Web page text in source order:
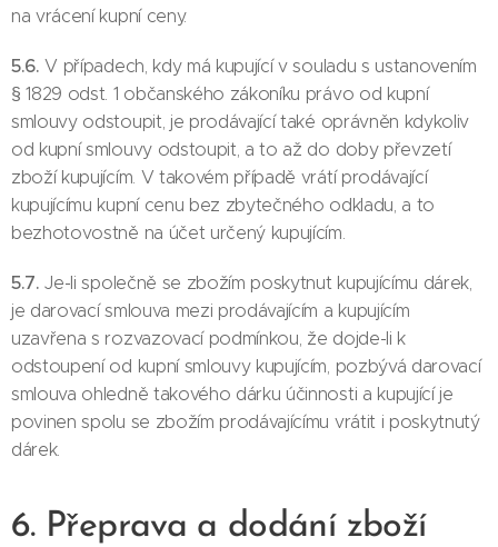
na vrácení kupní ceny.
5.6.V případech, kdy má kupující v souladu s ustanovením
§ 1829 odst. 1 občanského zákoníku právo od kupní
smlouvy odstoupit, je prodávající také oprávněn kdykoliv
od kupní smlouvy odstoupit, a to až do doby převzetí
zboží kupujícím. V takovém případě vrátí prodávající
kupujícímu kupní cenu bez zbytečného odkladu, a to
bezhotovostně na účet určený kupujícím.
5.7.Je-li společně se zbožím poskytnut kupujícímu dárek,
je darovací smlouva mezi prodávajícím a kupujícím
uzavřena s rozvazovací podmínkou, že dojde-li k
odstoupení od kupní smlouvy kupujícím, pozbývá darovací
smlouva ohledně takového dárku účinnosti a kupující je
povinen spolu se zbožím prodávajícímu vrátit i poskytnutý
dárek.
6. Přeprava a dodání zboží